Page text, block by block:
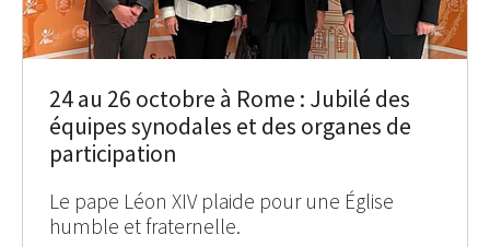
24 au 26 octobre à Rome : Jubilé des
équipes synodales et des organes de
participation
Le pape Léon XIV plaide pour une Église
humble et fraternelle.